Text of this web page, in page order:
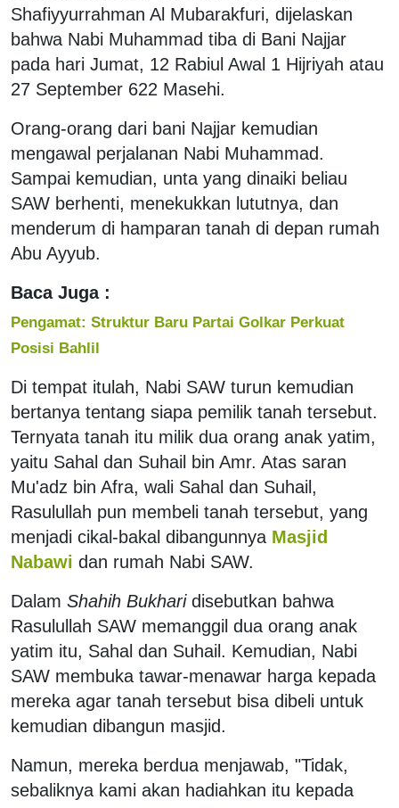
Shafiyyurrahman Al Mubarakfuri, dijelaskan
bahwa Nabi Muhammad tiba di Bani Najjar
pada hari Jumat, 12 Rabiul Awal 1 Hijriyah atau
27 September 622 Masehi.
Orang-orang dari bani Najjar kemudian
mengawal perjalanan Nabi Muhammad.
Sampai kemudian, unta yang dinaiki beliau
SAW berhenti, menekukkan lututnya, dan
menderum di hamparan tanah di depan rumah
Abu Ayyub.
Baca Juga :
Pengamat: Struktur Baru Partai Golkar Perkuat
Posisi Bahlil
Di tempat itulah, Nabi SAW turun kemudian
bertanya tentang siapa pemilik tanah tersebut.
Ternyata tanah itu milik dua orang anak yatim,
yaitu Sahal dan Suhail bin Amr. Atas saran
Mu'adz bin Afra, wali Sahal dan Suhail,
Rasulullah pun membeli tanah tersebut, yang
menjadi cikal-bakal dibangunnya Masjid
Nabawi dan rumah Nabi SAW.
Dalam Shahih Bukharidisebutkan bahwa
Rasulullah SAW memanggil dua orang anak
yatim itu, Sahal dan Suhail. Kemudian, Nabi
SAW membuka tawar-menawar harga kepada
mereka agar tanah tersebut bisa dibeli untuk
kemudian dibangun masjid.
Namun, mereka berdua menjawab, "Tidak,
sebaliknya kami akan hadiahkan itu kepada